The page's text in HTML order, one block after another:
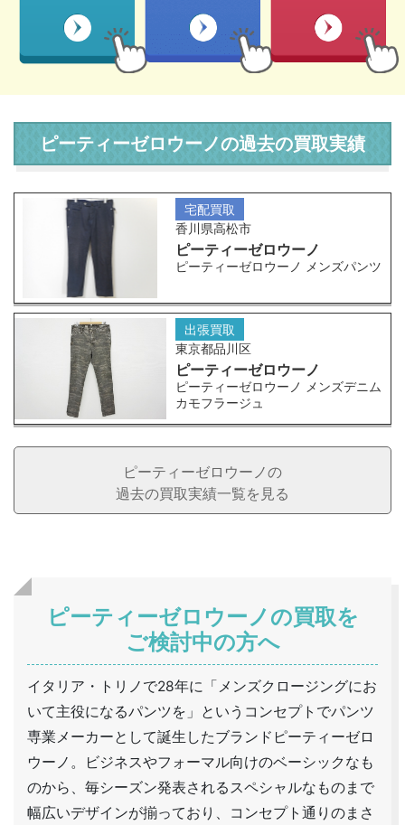
ピーティーゼロウーノの過去の買取実績
宅配買取
香川県高松市
ピーティーゼロウーノ
ピーティーゼロウーノ メンズパンツ
出張買取
東京都品川区
ピーティーゼロウーノ
ピーティーゼロウーノ メンズデニム
カモフラージュ
ピーティーゼロウーノの
過去の買取実績一覧を見る
ピーティーゼロウーノの買取を
ご検討中の方へ
イタリア・トリノで28年に「メンズクロージングにお
いて主役になるパンツを」というコンセプトでパンツ
専業メーカーとして誕生したブランドピーティーゼロ
ウーノ。ビジネスやフォーマル向けのベーシックなも
のから、毎シーズン発表されるスペシャルなものまで
幅広いデザインが揃っており、コンセプト通りのまさ